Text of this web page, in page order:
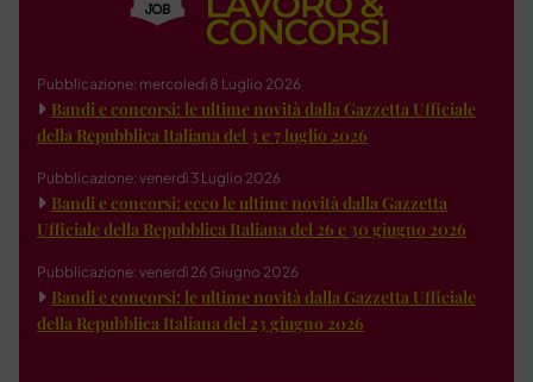
Pubblicazione: mercoledì 8 Luglio 2026
Bandi e concorsi: le ultime novità dalla Gazzetta Ufficiale
della Repubblica Italiana del 3 e 7 luglio 2026
Pubblicazione: venerdì 3 Luglio 2026
Bandi e concorsi: ecco le ultime novità dalla Gazzetta
Ufficiale della Repubblica Italiana del 26 e 30 giugno 2026
Pubblicazione: venerdì 26 Giugno 2026
Bandi e concorsi: le ultime novità dalla Gazzetta Ufficiale
della Repubblica Italiana del 23 giugno 2026